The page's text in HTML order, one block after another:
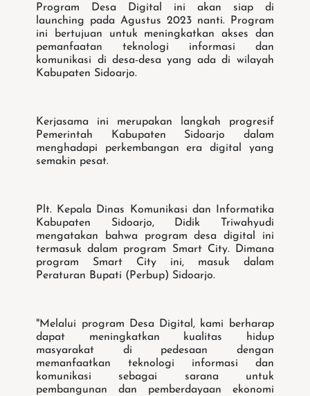
Program Desa Digital ini akan siap di
launching pada Agustus 2023 nanti. Program
ini bertujuan untuk meningkatkan akses dan
pemanfaatan teknologi informasi dan
komunikasi di desa-desa yang ada di wilayah
Kabupaten Sidoarjo.
Kerjasama ini merupakan langkah progresif
Pemerintah Kabupaten Sidoarjo dalam
menghadapi perkembangan era digital yang
semakin pesat.
Plt. Kepala Dinas Komunikasi dan Informatika
Kabupaten Sidoarjo, Didik Triwahyudi
mengatakan bahwa program desa digital ini
termasuk dalam program Smart City. Dimana
program Smart City ini, masuk dalam
Peraturan Bupati (Perbup) Sidoarjo.
"Melalui program Desa Digital, kami berharap
dapat meningkatkan kualitas hidup
masyarakat di pedesaan dengan
memanfaatkan teknologi informasi dan
komunikasi sebagai sarana untuk
pembangunan dan pemberdayaan ekonomi